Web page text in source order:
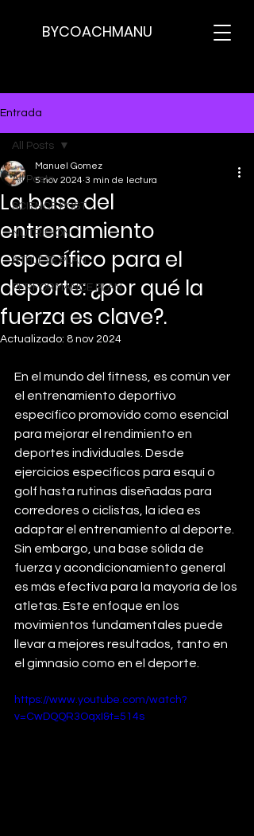
BYCOACHMANU
Entrada
All Posts
SCIENCE POST
NUTRICION
ATHLETE PLAN
PERFORMANCE PLAN
All Posts
La base del
entrenamiento
específico para el
deporte: ¿por qué la
fuerza es clave?.
Manuel Gomez
5 nov 2024 3 min de lectura
Actualizado: 8 nov 2024
En el mundo del fitness, es común ver
el entrenamiento deportivo
específico promovido como esencial
para mejorar el rendimiento en
deportes individuales. Desde
ejercicios específicos para esquí o
golf hasta rutinas diseñadas para
corredores o ciclistas, la idea es
adaptar el entrenamiento al deporte.
Sin embargo, una base sólida de
fuerza y acondicionamiento general
es más efectiva para la mayoría de los
atletas. Este enfoque en los
movimientos fundamentales puede
llevar a mejores resultados, tanto en
el gimnasio como en el deporte.
https://www.youtube.com/watch?
v=CwDQQR3OqxI&t=514s